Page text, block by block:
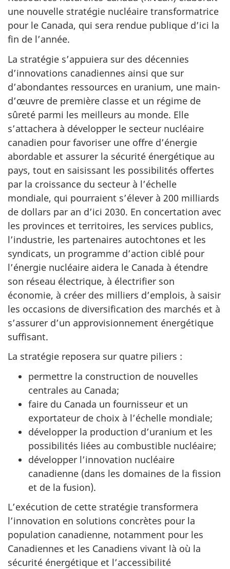
une nouvelle stratégie nucléaire transformatrice
pour le Canada, qui sera rendue publique d’ici la
fin de l’année.
La stratégie s’appuiera sur des décennies
d’innovations canadiennes ainsi que sur
d’abondantes ressources en uranium, une main-
d’œuvre de première classe et un régime de
sûreté parmi les meilleurs au monde. Elle
s’attachera à développer le secteur nucléaire
canadien pour favoriser une offre d’énergie
abordable et assurer la sécurité énergétique au
pays, tout en saisissant les possibilités offertes
par la croissance du secteur à l’échelle
mondiale, qui pourraient s’élever à 200 milliards
de dollars par an d’ici 2030. En concertation avec
les provinces et territoires, les services publics,
l’industrie, les partenaires autochtones et les
syndicats, un programme d’action ciblé pour
l’énergie nucléaire aidera le Canada à étendre
son réseau électrique, à électrifier son
économie, à créer des milliers d’emplois, à saisir
les occasions de diversification des marchés et à
s’assurer d’un approvisionnement énergétique
suffisant.
La stratégie reposera sur quatre piliers :
permettre la construction de nouvelles
centrales au Canada;
faire du Canada un fournisseur et un
exportateur de choix à l’échelle mondiale;
développer la production d’uranium et les
possibilités liées au combustible nucléaire;
développer l’innovation nucléaire
canadienne (dans les domaines de la fission
et de la fusion).
L’exécution de cette stratégie transformera
l’innovation en solutions concrètes pour la
population canadienne, notamment pour les
Canadiennes et les Canadiens vivant là où la
sécurité énergétique et l’accessibilité